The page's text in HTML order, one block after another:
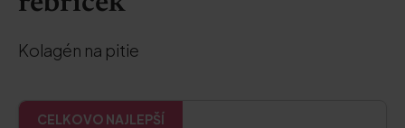
Kolagén na pitie
CELKOVO NAJLEPŠÍ